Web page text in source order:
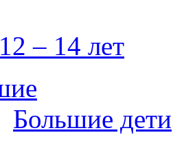
12 – 14 лет
Большие дети